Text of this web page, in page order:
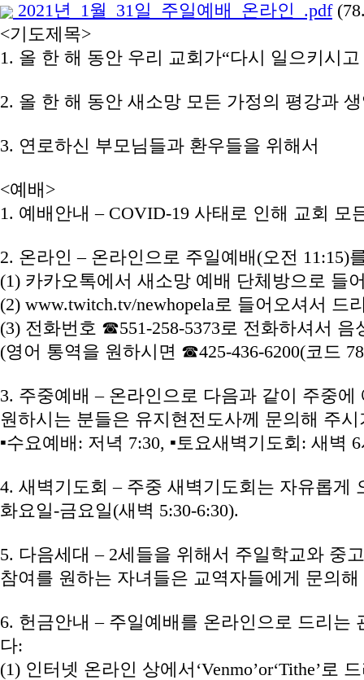
2021년_1월_31일_주일예배_온라인_.pdf
<기도제목>
1. 올 한 해 동안 우리 교회가“다시 일으키시
2. 올 한 해 동안 새소망 모든 가정의 평강과
3. 연로하신 부모님들과 환우들을 위해서
<예배>
1. 예배안내 – COVID-19 사태로 인해 교회
2. 온라인 – 온라인으로 주일예배(오전
(1) 카카오톡에서 새소망 예배 단체방으로 들
(2) www.twitch.tv/newhopela로 들어오셔서 드
(3) 전화번호 ☎551-258-5373로 전화하셔서
(영어 통역을 원하시면 ☎425-436-6200(코드
3. 주중예배 – 온라인으로 다음과 같이 주중
원하시는 분들은 유지현전도사께 문의해 주
▪수요예배: 저녁 7:30, ▪토요새벽기도회: 새벽
4. 새벽기도회 – 주중 새벽기도회는 자유롭게
화요일-금요일(새벽 5:30-6:30).
5. 다음세대 – 2세들을 위해서 주일학교와 중
참여를 원하는 자녀들은 교역자들에게 문의
6. 헌금안내 – 주일예배를 온라인으로 드리
다:
(1) 인터넷 온라인 상에서‘Venmo’or‘Tithe’